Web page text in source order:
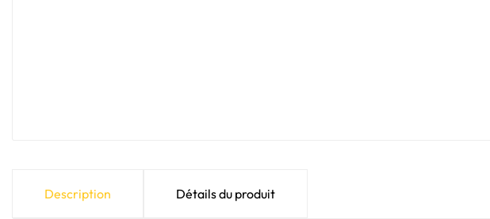
Description Détails du produit